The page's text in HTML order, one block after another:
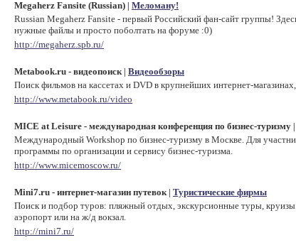
Megaherz Fansite (Russian) Меломану!
Russian Megaherz Fansite - первый Российский фан-сайт группы!
нужные файлы и просто поболтать на форуме :0)
http://megaherz.spb.ru/
Metabook.ru - видеопоиск| Видеообзоры
Поиск фильмов на кассетах и DVD в крупнейших интернет-
http://www.metabook.ru/video
MICE at Leisure - международная конференция по бизнес-туризму
Международный Workshop по бизнес-туризму в Москве. Для
программы по организации и сервису бизнес-туризма.
http://www.micemoscow.ru/
Mini7.ru - интернет-магазин путевок| Туристические фирмы
Поиск и подбор туров: пляжный отдых, экскурсионные туры,
аэропорт или на ж/д вокзал.
http://mini7.ru/